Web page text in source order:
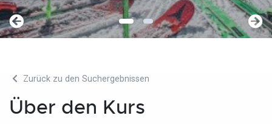
Zurück zu den Suchergebnissen
Über den Kurs